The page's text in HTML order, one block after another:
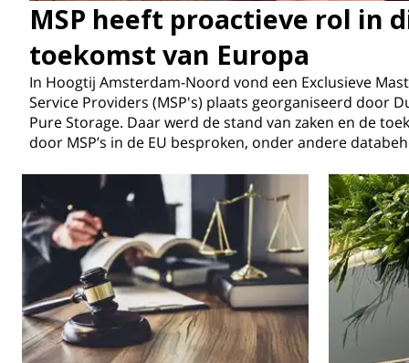
MSP heeft proactieve rol in
toekomst van Europa
In Hoogtij Amsterdam-Noord vond een Exclusieve
Service Providers (MSP's) plaats georganiseerd door
Pure Storage. Daar werd de stand van zaken en de
door MSP’s in de EU besproken, onder andere